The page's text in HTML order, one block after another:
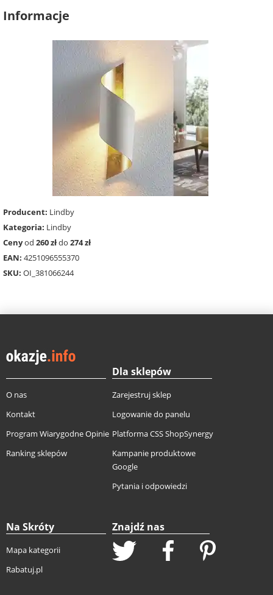
Informacje
Producent: Lindby
Kategoria: Lindby
Cenyod 260 złdo 274 zł
EAN: 4251096555370
SKU: OI_381066244
O nas
Kontakt
Program Wiarygodne Opinie
Ranking sklepów
Dla sklepów
Zarejestruj sklep
Logowanie do panelu
Platforma CSS ShopSynergy
Kampanie produktowe
Google
Pytania i odpowiedzi
Na Skróty
Mapa kategorii
Rabatuj.pl
Znajdź nas